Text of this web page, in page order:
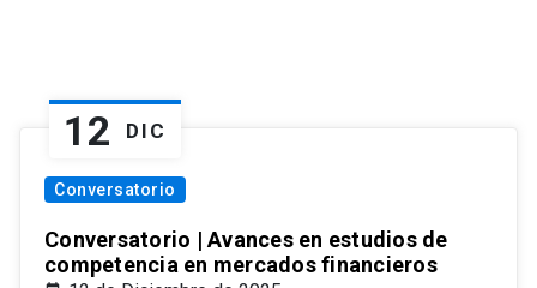
12 DIC
Conversatorio
Conversatorio | Avances en estudios de
competencia en mercados financieros